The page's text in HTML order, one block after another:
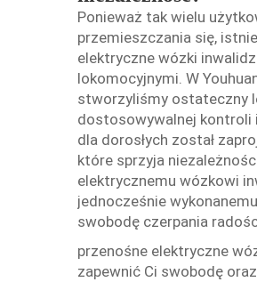
Ponieważ tak wielu
przemieszczania się,
elektryczne wózki
lokomocyjnymi. W
stworzyliśmy ostateczny
dostosowywalnej kontroli
dla dorosłych został
które sprzyja
elektrycznemu wózkowi
jednocześnie
swobodę czerpania
przenośne elektryczne
zapewnić Ci swobodę